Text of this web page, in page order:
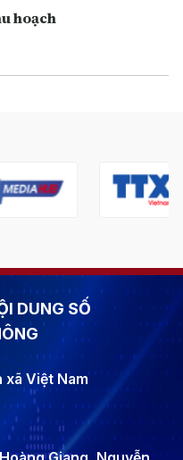
hoạch
DUNG SỐ
Việt Nam